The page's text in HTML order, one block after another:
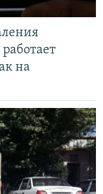
на